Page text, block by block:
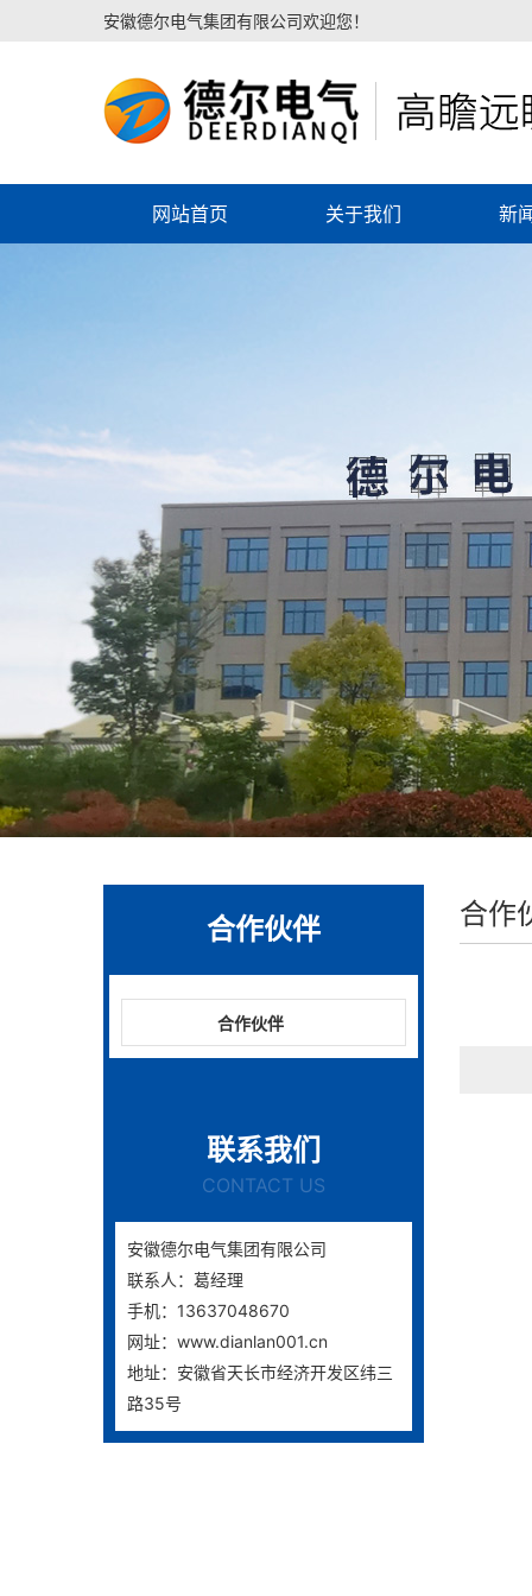
安徽德尔电气集团有限公司欢迎您！
网站首页 关于我们 新
合作伙伴
合作伙伴
联系我们
CONTACT US
安徽德尔电气集团有限公司
联系人：葛经理
手机：13637048670
网址：www.dianlan001.cn
地址：安徽省天长市经济开发区纬三
路35号
合作